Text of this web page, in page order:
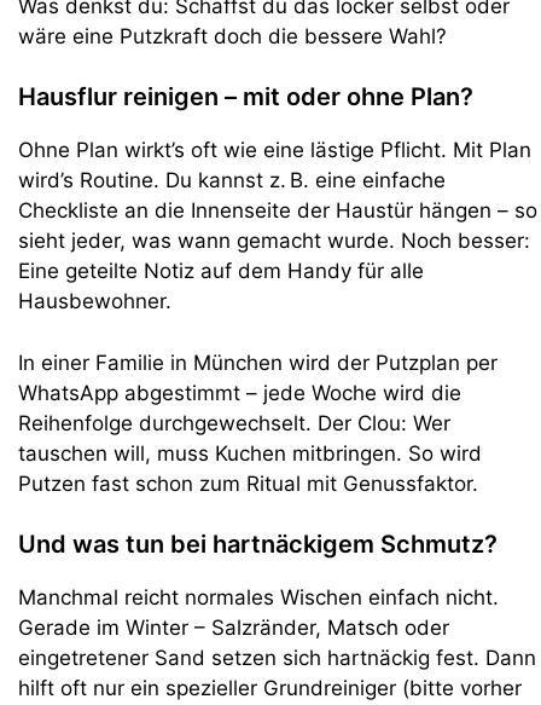
Was denkst du: Schaffst du das locker selbst oder
wäre eine Putzkraft doch die bessere Wahl?
Hausflur reinigen – mit oder ohne Plan?
Ohne Plan wirkt’s oft wie eine lästige Pflicht. Mit Plan
wird’s Routine. Du kannst z. B. eine einfache
Checkliste an die Innenseite der Haustür hängen – so
sieht jeder, was wann gemacht wurde. Noch besser:
Eine geteilte Notiz auf dem Handy für alle
Hausbewohner.
In einer Familie in München wird der Putzplan per
WhatsApp abgestimmt – jede Woche wird die
Reihenfolge durchgewechselt. Der Clou: Wer
tauschen will, muss Kuchen mitbringen. So wird
Putzen fast schon zum Ritual mit Genussfaktor.
Und was tun bei hartnäckigem Schmutz?
Manchmal reicht normales Wischen einfach nicht.
Gerade im Winter – Salzränder, Matsch oder
eingetretener Sand setzen sich hartnäckig fest. Dann
hilft oft nur ein spezieller Grundreiniger (bitte vorher